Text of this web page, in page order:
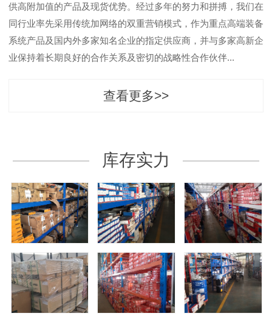
供高附加值的产品及现货优势。经过多年的努力和拼搏，我们在
同行业率先采用传统加网络的双重营销模式，作为重点高端装备
系统产品及国内外多家知名企业的指定供应商，并与多家高新企
业保持着长期良好的合作关系及密切的战略性合作伙伴...
查看更多>>
库存实力